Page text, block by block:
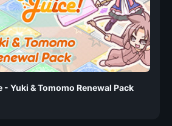
- Yuki & Tomomo Renewal Pack